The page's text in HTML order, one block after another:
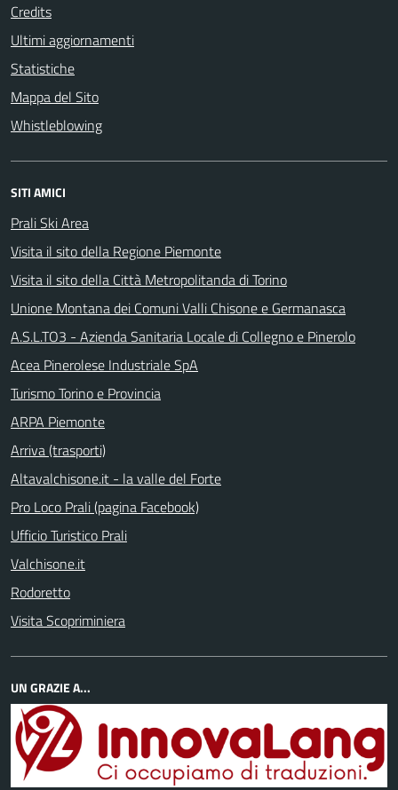
Credits
Ultimi aggiornamenti
Statistiche
Mappa del Sito
Whistleblowing
SITI AMICI
Prali Ski Area
Visita il sito della Regione Piemonte
Visita il sito della Città Metropolitanda di Torino
Unione Montana dei Comuni Valli Chisone e Germanasca
A.S.L.TO3 - Azienda Sanitaria Locale di Collegno e Pinerolo
Acea Pinerolese Industriale SpA
Turismo Torino e Provincia
ARPA Piemonte
Arriva (trasporti)
Altavalchisone.it - la valle del Forte
Pro Loco Prali (pagina Facebook)
Ufficio Turistico Prali
Valchisone.it
Rodoretto
Visita Scopriminiera
UN GRAZIE A...